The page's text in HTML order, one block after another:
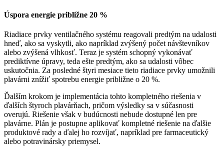
Úspora energie približne 20 %
Riadiace prvky ventilačného systému reagovali predtým na udalosti
hneď, ako sa vyskytli, ako napríklad zvýšený počet návštevníkov
alebo zvýšená vlhkosť. Teraz je systém schopný vykonávať
prediktívne úpravy, teda ešte predtým, ako sa udalosti vôbec
uskutočnia. Za posledné štyri mesiace tieto riadiace prvky umožnili
plavárni znížiť spotrebu energie približne o 20 %.
Ďalším krokom je implementácia tohto kompletného riešenia v
ďalších štyroch plavárňach, pričom výsledky sa v súčasnosti
overujú. Riešenie však v budúcnosti nebude dostupné len pre
plavárne. Plán je postupne aplikovať kompletné riešenie na ďalšie
produktové rady a ďalej ho rozvíjať, napríklad pre farmaceutický
alebo potravinársky priemysel.